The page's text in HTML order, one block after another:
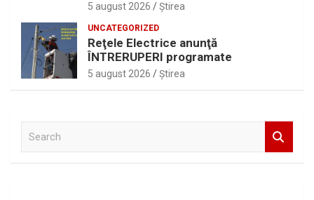
5 august 2026 Ştirea
UNCATEGORIZED
Reţele Electrice anunţă
ÎNTRERUPERI programate
5 august 2026 Ştirea